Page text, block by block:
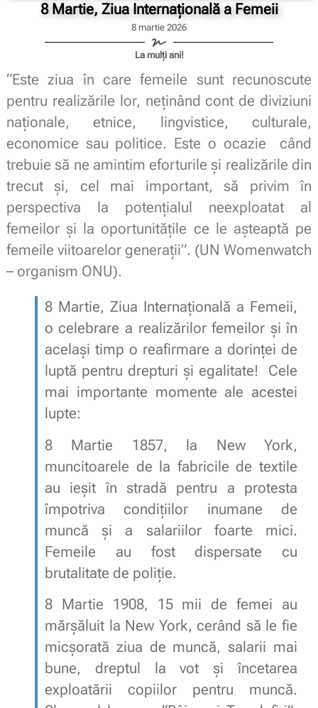
8 Martie, Ziua Internațională a Femeii
8 martie 2026
La mulți ani!
“Este ziua în care femeile sunt recunoscute
pentru realizările lor, neţinând cont de diviziuni
naţionale, etnice, lingvistice, culturale,
economice sau politice. Este o ocazie când
trebuie să ne amintim eforturile şi realizările din
trecut şi, cel mai important, să privim în
perspectiva la potenţialul neexploatat al
femeilor şi la oportunităţile ce le așteaptă pe
femeile viitoarelor generaţii”. (UN Womenwatch
– organism ONU).
8 Martie, Ziua Internațională a Femeii,
o celebrare a realizărilor femeilor şi în
acelaşi timp o reafirmare a dorinţei de
luptă pentru drepturi şi egalitate! Cele
mai importante momente ale acestei
lupte:
8 Martie 1857, la New York,
muncitoarele de la fabricile de textile
au ieşit în stradă pentru a protesta
împotriva condiţiilor inumane de
muncă şi a salariilor foarte mici.
Femeile au fost dispersate cu
brutalitate de poliţie.
8 Martie 1908, 15 mii de femei au
mărşăluit la New York, cerând să le fie
micşorată ziua de muncă, salarii mai
bune, dreptul la vot şi încetarea
exploatării copiilor pentru muncă.